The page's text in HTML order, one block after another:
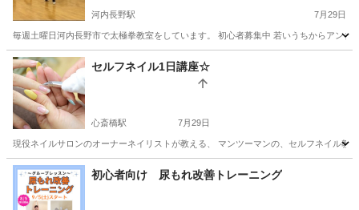
河内長野駅 7月29日
毎週土曜日河内長野市で太極拳教室をしています。 初心者募集中 若いうちからアン
大阪 河内長野市 河内長野駅 その他
セルフネイル1日講座☆
心斎橋駅 7月29日
現役ネイルサロンのオーナーネイリストが教える、 マンツーマンの、セルフネイル
大阪 大阪市 心斎橋駅 ネイル
初心者向け 尿もれ改善トレーニング